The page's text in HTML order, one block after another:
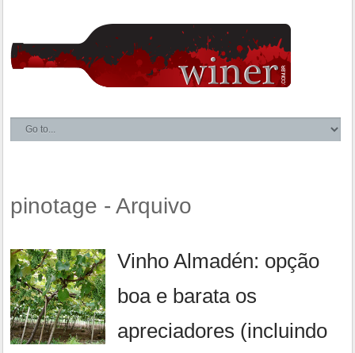
pinotage - Arquivo
Vinho Almadén: opção
boa e barata os
apreciadores (incluindo